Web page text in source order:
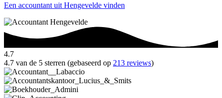
Een accountant uit Hengevelde vinden
4.7
4.7 van de 5 sterren (gebaseerd op 213 reviews)